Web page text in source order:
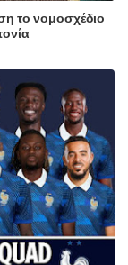
το νομοσχέδιο